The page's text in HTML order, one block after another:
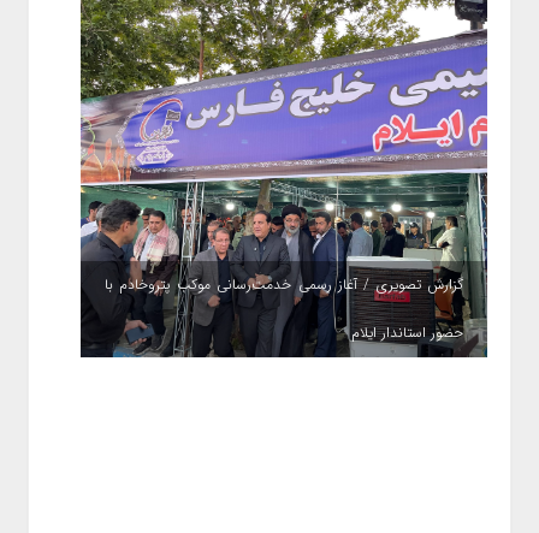
گزارش تصویری / آغاز رسمی خدمت‌رسانی موکب پتروخادم با
حضور استاندار ایلام